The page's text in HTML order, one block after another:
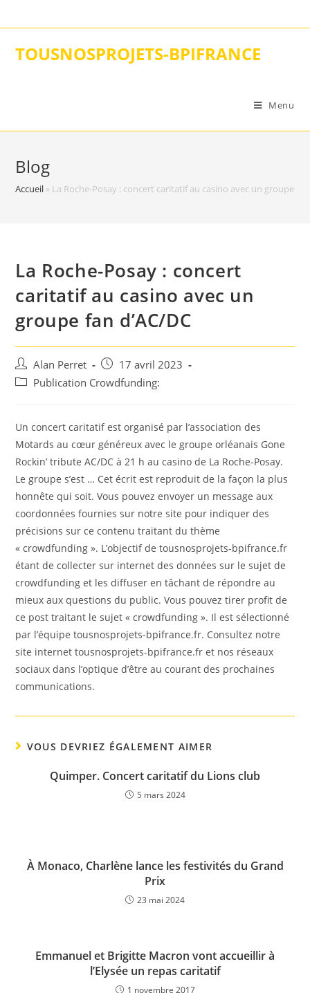
to
TOUSNOSPROJETS-BPIFRANCE
Menu
Blog
Accueil » La Roche-Posay : concert caritatif au casino avec un groupe fan
La Roche-Posay : concert
caritatif au casino avec un
groupe fan d’AC/DC
Auteur/autrice
de
Alan Perret
Post
published:
17 avril 2023
PostPublication Crowdfunding:
Un concert caritatif est organisé par l’association des
Motards au cœur généreux avec le groupe orléanais Gone
Rockin’ tribute AC/DC à 21 h au casino de La Roche-Posay.
Le groupe s’est … Cet écrit est reproduit de la façon la plus
honnête qui soit. Vous pouvez envoyer un message aux
coordonnées fournies sur notre site pour indiquer des
précisions sur ce contenu traitant du thème
« crowdfunding ». L’objectif de tousnosprojets-bpifrance.fr
étant de collecter sur internet des données sur le sujet de
crowdfunding et les diffuser en tâchant de répondre au
mieux aux questions du public. Vous pouvez tirer profit de
ce post traitant le sujet « crowdfunding ». Il est sélectionné
par l’équipe tousnosprojets-bpifrance.fr. Consultez notre
site internet tousnosprojets-bpifrance.fr et nos réseaux
sociaux dans l’optique d’être au courant des prochaines
communications.
VOUS DEVRIEZ ÉGALEMENT AIMER
Quimper. Concert caritatif du Lions club
5 mars 2024
À Monaco, Charlène lance les festivités du Grand
Prix
23 mai 2024
Emmanuel et Brigitte Macron vont accueillir à
l’Elysée un repas caritatif
1 novembre 2017